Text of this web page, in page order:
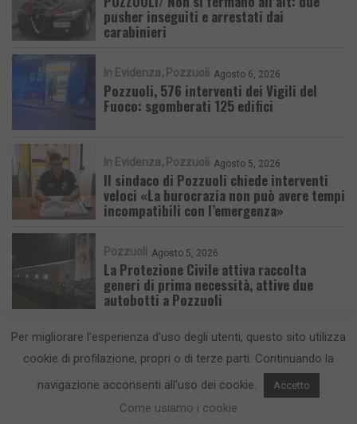
pusher inseguiti e arrestati dai
carabinieri
In Evidenza Pozzuoli Agosto 6, 2026
Pozzuoli, 576 interventi dei Vigili del
Fuoco: sgomberati 125 edifici
In Evidenza Pozzuoli Agosto 5, 2026
Il sindaco di Pozzuoli chiede interventi
veloci «La burocrazia non può avere tempi
incompatibili con l’emergenza»
Pozzuoli Agosto 5, 2026
La Protezione Civile attiva raccolta
generi di prima necessità, attive due
autobotti a Pozzuoli
CronacaFlegrea testata giornalistica - aut. Tribunale di Napoli n. 34 del
23/05/2012.Info e Contatti
Per migliorare l'esperienza d'uso degli utenti, questo sito utilizza
cookie di profilazione, propri o di terze parti. Continuando la
navigazione acconsenti all'uso dei cookie.
Accetto
Come usiamo i cookie